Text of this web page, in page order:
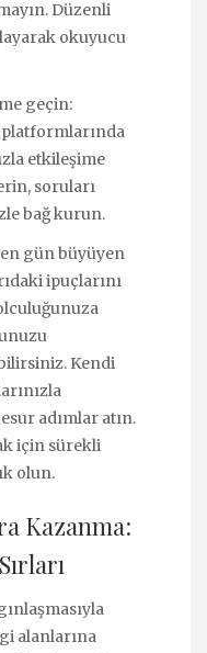
Düzenli
okuyucu
geçin:
platformlarında
etkileşime
soruları
bağ kurun.
gün büyüyen
ipuçlarını
Kendi
adımlar atın.
için sürekli
olun.
Kazanma:
alanlarına